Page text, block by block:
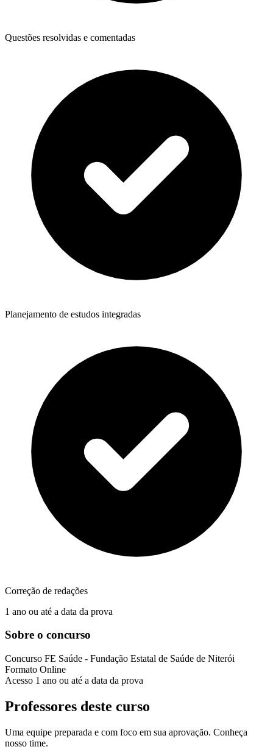
Questões resolvidas e comentadas
Planejamento de estudos integradas
Correção de redações
1 ano ou até a data da prova
Sobre o concurso
Concurso FE Saúde - Fundação Estatal de Saúde de Niterói
Formato Online
Acesso 1 ano ou até a data da prova
Professores deste curso
Uma equipe preparada e com foco em sua aprovação. Conheça
nosso time.